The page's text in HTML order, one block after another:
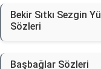
Bekir Sıtkı Sezgin
Sözleri
Başbağlar Sözleri